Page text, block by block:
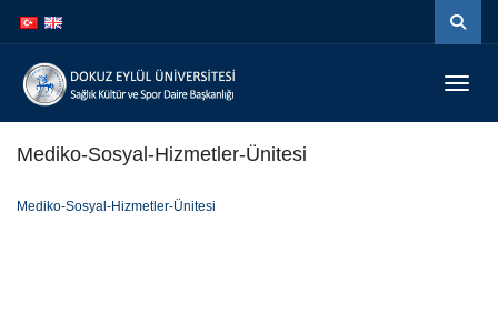
atla
atla
Mediko-Sosyal-Hizmetler-Ünitesi
Mediko-Sosyal-Hizmetler-Ünitesi